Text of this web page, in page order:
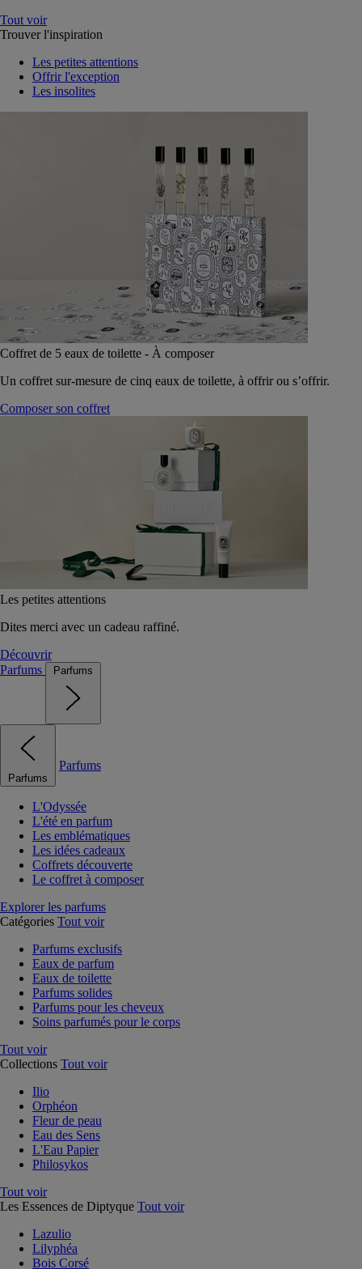
Tout voir
Trouver l'inspiration
Les petites attentions
Offrir l'exception
Les insolites
Coffret de 5 eaux de toilette - À composer
Un coffret sur-mesure de cinq eaux de toilette, à offrir ou s’offrir.
Composer son coffret
Les petites attentions
Dites merci avec un cadeau raffiné.
Découvrir
Parfums
Parfums
Parfums
Parfums
L'Odyssée
L'été en parfum
Les emblématiques
Les idées cadeaux
Coffrets découverte
Le coffret à composer
Explorer les parfums
Catégories Tout voir
Parfums exclusifs
Eaux de parfum
Eaux de toilette
Parfums solides
Parfums pour les cheveux
Soins parfumés pour le corps
Tout voir
Collections Tout voir
Ilio
Orphéon
Fleur de peau
Eau des Sens
L'Eau Papier
Philosykos
Tout voir
Les Essences de Diptyque Tout voir
Lazulio
Lilyphéa
Bois Corsé